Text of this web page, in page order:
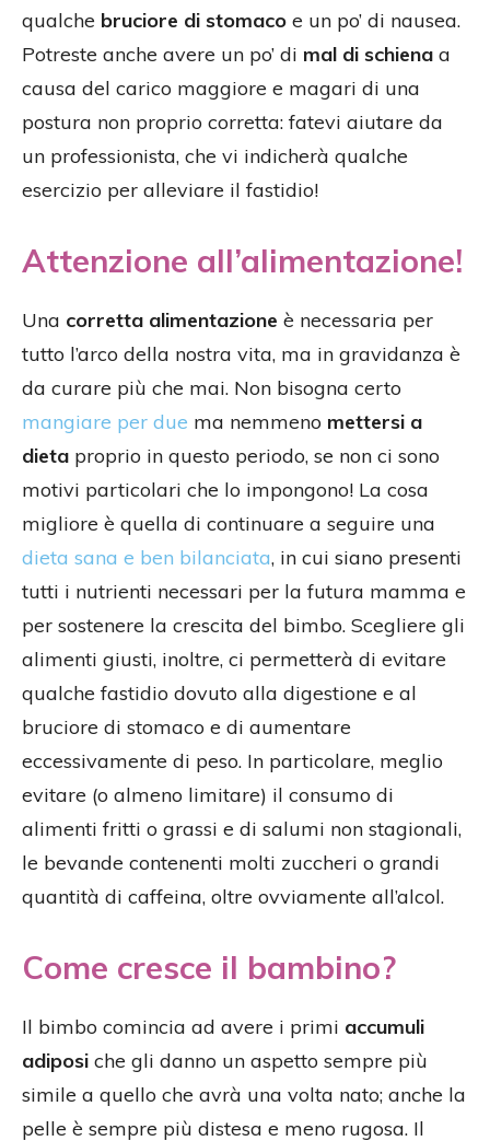
qualche bruciore di stomaco e un po’ di nausea.
Potreste anche avere un po’ di mal di schiena a
causa del carico maggiore e magari di una
postura non proprio corretta: fatevi aiutare da
un professionista, che vi indicherà qualche
esercizio per alleviare il fastidio!
Attenzione all’alimentazione!
Una corretta alimentazione è necessaria per
tutto l’arco della nostra vita, ma in gravidanza è
da curare più che mai. Non bisogna certo
mangiare per due ma nemmeno mettersi a
dieta proprio in questo periodo, se non ci sono
motivi particolari che lo impongono! La cosa
migliore è quella di continuare a seguire una
dieta sana e ben bilanciata, in cui siano presenti
tutti i nutrienti necessari per la futura mamma e
per sostenere la crescita del bimbo. Scegliere gli
alimenti giusti, inoltre, ci permetterà di evitare
qualche fastidio dovuto alla digestione e al
bruciore di stomaco e di aumentare
eccessivamente di peso. In particolare, meglio
evitare (o almeno limitare) il consumo di
alimenti fritti o grassi e di salumi non stagionali,
le bevande contenenti molti zuccheri o grandi
quantità di caffeina, oltre ovviamente all’alcol.
Come cresce il bambino?
Il bimbo comincia ad avere i primi accumuli
adiposi che gli danno un aspetto sempre più
simile a quello che avrà una volta nato; anche la
pelle è sempre più distesa e meno rugosa. Il